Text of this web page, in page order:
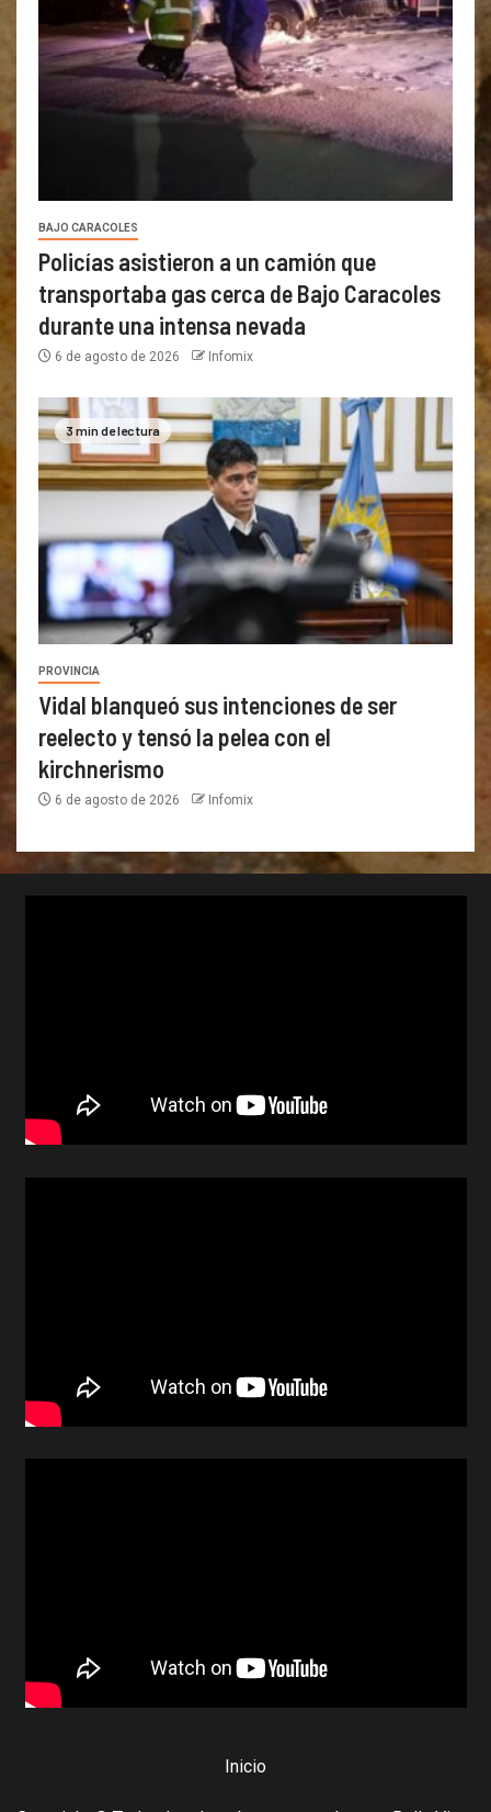
BAJO CARACOLES
Policías asistieron a un camión que
transportaba gas cerca de Bajo Caracoles
durante una intensa nevada
6 de agosto de 2026 Infomix
3 min de lectura
PROVINCIA
Vidal blanqueó sus intenciones de ser
reelecto y tensó la pelea con el
kirchnerismo
6 de agosto de 2026 Infomix
Inicio